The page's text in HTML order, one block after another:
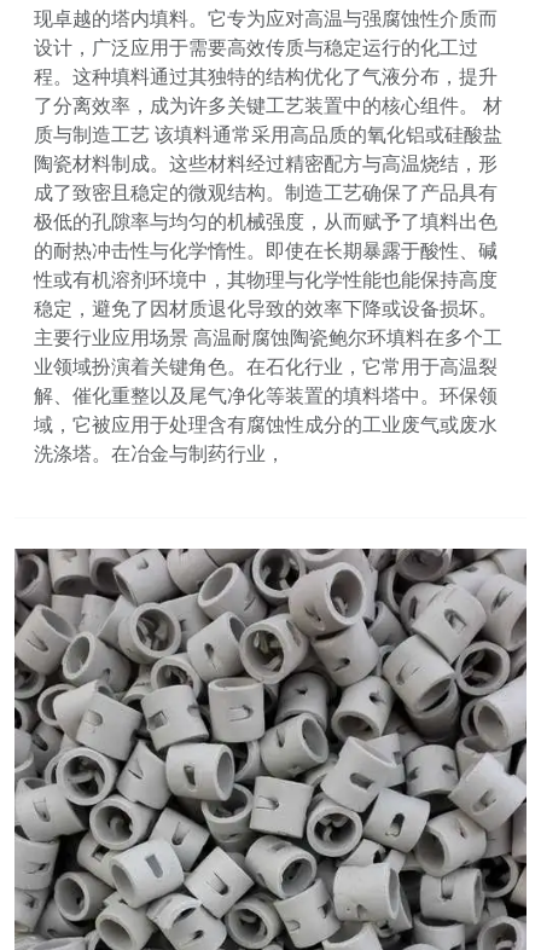
现卓越的塔内填料。它专为应对高温与强腐蚀性介质而
设计，广泛应用于需要高效传质与稳定运行的化工过
程。这种填料通过其独特的结构优化了气液分布，提升
了分离效率，成为许多关键工艺装置中的核心组件。 材
质与制造工艺 该填料通常采用高品质的氧化铝或硅酸盐
陶瓷材料制成。这些材料经过精密配方与高温烧结，形
成了致密且稳定的微观结构。制造工艺确保了产品具有
极低的孔隙率与均匀的机械强度，从而赋予了填料出色
的耐热冲击性与化学惰性。即使在长期暴露于酸性、碱
性或有机溶剂环境中，其物理与化学性能也能保持高度
稳定，避免了因材质退化导致的效率下降或设备损坏。
主要行业应用场景 高温耐腐蚀陶瓷鲍尔环填料在多个工
业领域扮演着关键角色。在石化行业，它常用于高温裂
解、催化重整以及尾气净化等装置的填料塔中。环保领
域，它被应用于处理含有腐蚀性成分的工业废气或废水
洗涤塔。在冶金与制药行业，